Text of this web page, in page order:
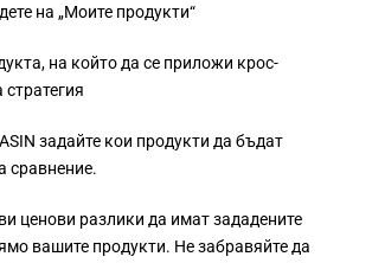
на „Моите продукти“
на който да се приложи крос-
задайте кои продукти да бъдат
сравнение.
ценови разлики да имат зададените
вашите продукти. Не забравяйте да